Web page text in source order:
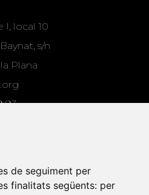
de seguiment per
finalitats següents: per
I, local 10
s/n
Plana
93